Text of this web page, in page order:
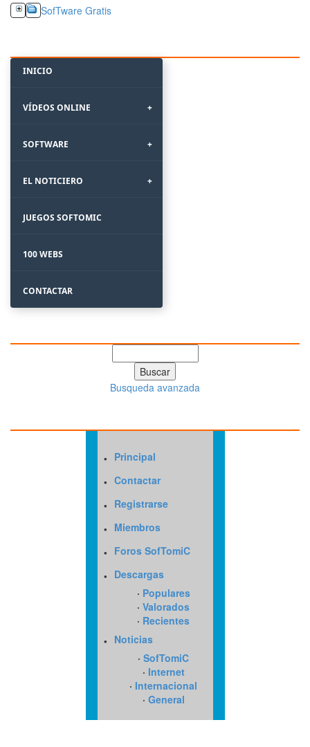
SofTware Gratis
INICIO
VÍDEOS ONLINE
SOFTWARE
EL NOTICIERO
JUEGOS SOFTOMIC
100 WEBS
CONTACTAR
Busqueda avanzada
· Principal
· Contactar
· Registrarse
· Miembros
· Foros SofTomiC
· Descargas
· Populares
· Valorados
· Recientes
· Noticias
· SofTomiC
· Internet
· Internacional
· General